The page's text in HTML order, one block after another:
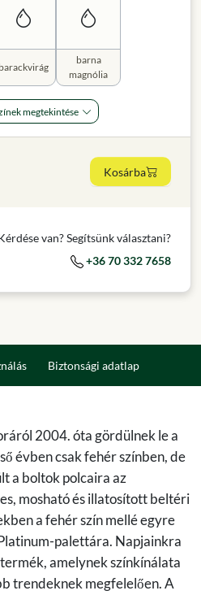
barackvirág
barna
magnólia
megtekintése
Kosárba
van? Segítsünk választani?
+36 70 332 7658
Biztonsági adatlap
2004. óta gördülnek le a
évben csak fehér színben, de
a boltok polcaira az
mosható és illatosított beltéri
a fehér szín mellé egyre
palettára. Napjainkra
amelynek színkínálata
trendeknek megfelelően. A